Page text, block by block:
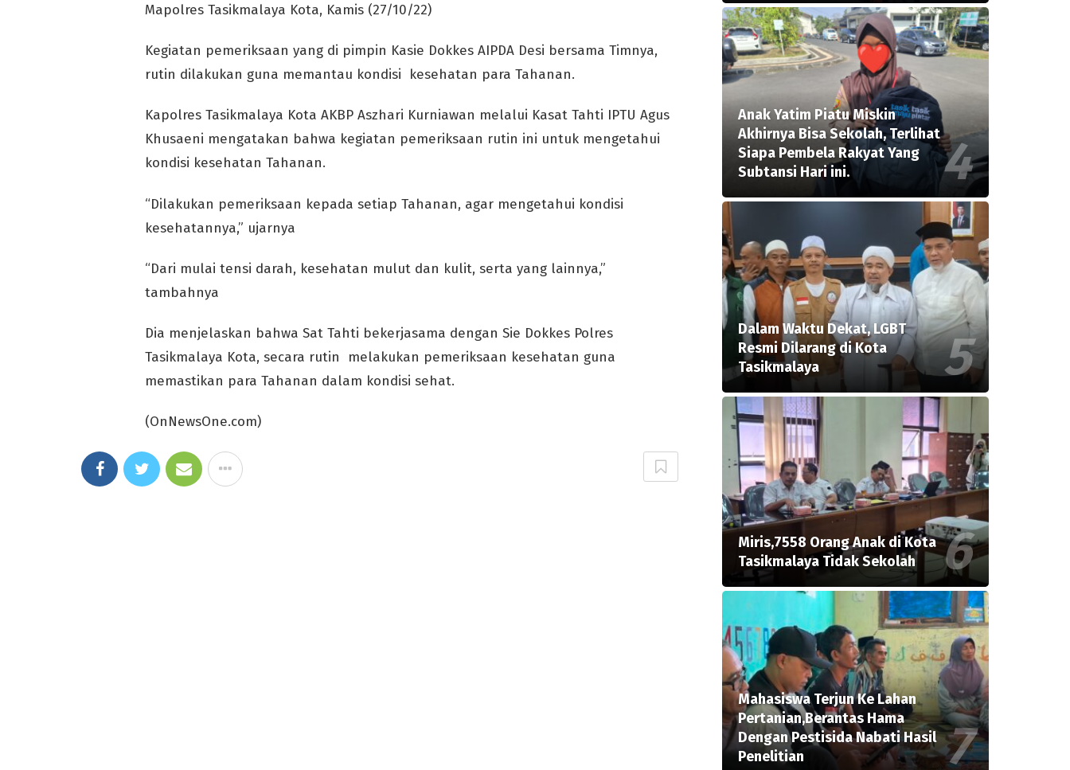
Mapolres Tasikmalaya Kota, Kamis (27/10/22)
Kegiatan pemeriksaan yang di pimpin Kasie Dokkes AIPDA Desi bersama Timnya,
rutin dilakukan guna memantau kondisi kesehatan para Tahanan.
Kapolres Tasikmalaya Kota AKBP Aszhari Kurniawan melalui Kasat Tahti IPTU Agus
Khusaeni mengatakan bahwa kegiatan pemeriksaan rutin ini untuk mengetahui
kondisi kesehatan Tahanan.
“Dilakukan pemeriksaan kepada setiap Tahanan, agar mengetahui kondisi
kesehatannya,” ujarnya
“Dari mulai tensi darah, kesehatan mulut dan kulit, serta yang lainnya,”
tambahnya
Dia menjelaskan bahwa Sat Tahti bekerjasama dengan Sie Dokkes Polres
Tasikmalaya Kota, secara rutin melakukan pemeriksaan kesehatan guna
memastikan para Tahanan dalam kondisi sehat.
(OnNewsOne.com)
Anak Yatim Piatu Miskin
Akhirnya Bisa Sekolah, Terlihat
Siapa Pembela Rakyat Yang
Subtansi Hari ini.
Dalam Waktu Dekat, LGBT
Resmi Dilarang di Kota
Tasikmalaya
Miris,7558 Orang Anak di Kota
Tasikmalaya Tidak Sekolah
Mahasiswa Terjun Ke Lahan
Pertanian,Berantas Hama
Dengan Pestisida Nabati Hasil
Penelitian